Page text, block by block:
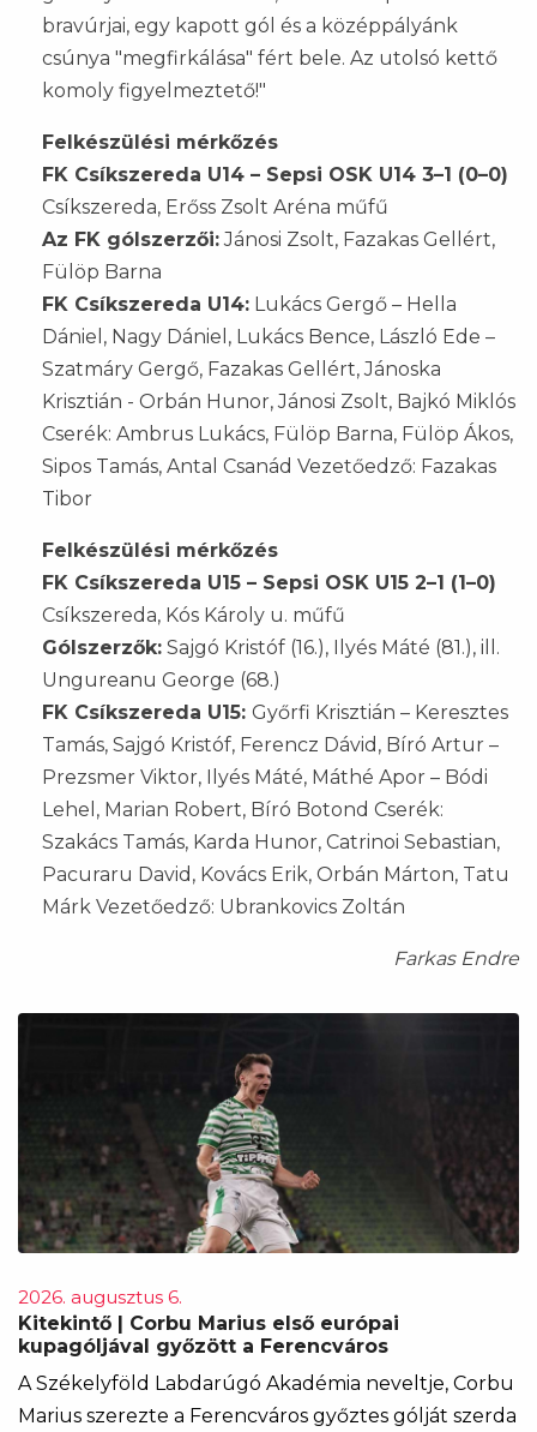
bravúrjai, egy kapott gól és a középpályánk
csúnya "megfirkálása" fért bele. Az utolsó kettő
komoly figyelmeztető!"
Felkészülési mérkőzés
FK Csíkszereda U14 – Sepsi OSK U14 3–1 (0–0)
Csíkszereda, Erőss Zsolt Aréna műfű
Az FK gólszerzői:Jánosi Zsolt, Fazakas Gellért,
Fülöp Barna
FK Csíkszereda U14: Lukács Gergő – Hella
Dániel, Nagy Dániel, Lukács Bence, László Ede –
Szatmáry Gergő, Fazakas Gellért, Jánoska
Krisztián - Orbán Hunor, Jánosi Zsolt, Bajkó Miklós
Cserék: Ambrus Lukács, Fülöp Barna, Fülöp Ákos,
Sipos Tamás, Antal Csanád Vezetőedző: Fazakas
Tibor
Felkészülési mérkőzés
FK Csíkszereda U15 – Sepsi OSK U15 2–1 (1–0)
Csíkszereda, Kós Károly u. műfű
Gólszerzők: Sajgó Kristóf (16.), Ilyés Máté (81.), ill.
Ungureanu George (68.)
FK Csíkszereda U15: Győrfi Krisztián – Keresztes
Tamás, Sajgó Kristóf, Ferencz Dávid, Bíró Artur –
Prezsmer Viktor, Ilyés Máté, Máthé Apor – Bódi
Lehel, Marian Robert, Bíró Botond Cserék:
Szakács Tamás, Karda Hunor, Catrinoi Sebastian,
Pacuraru David, Kovács Erik, Orbán Márton, Tatu
Márk Vezetőedző: Ubrankovics Zoltán
Farkas Endre
2026. augusztus 6.
Kitekintő | Corbu Marius első európai
kupagóljával győzött a Ferencváros
A Székelyföld Labdarúgó Akadémia neveltje, Corbu
Marius szerezte a Ferencváros győztes gólját szerda